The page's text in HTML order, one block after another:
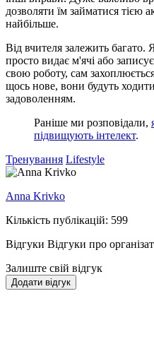
дозволяти їм займатися тією
найбільше.
Від вчителя залежить
просто видає м'ячі або
свою роботу, сам
щось нове, вони будуть
задоволенням.
Раніше ми розповідали,
підвищують інтелект.
Тренування Lifestyle
Anna Krivko
Кількість публікацій: 599
Відгуки Відгуки про
Залиште свій відгук
Додати відгук